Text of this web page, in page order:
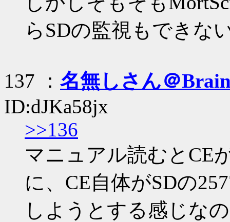
らSDの監視もできな
137 ： 名無しさん＠
ID:dJKa58jx
>>136
マニュアル読むとCE
に、CE自体がSDの
しようとする感じな